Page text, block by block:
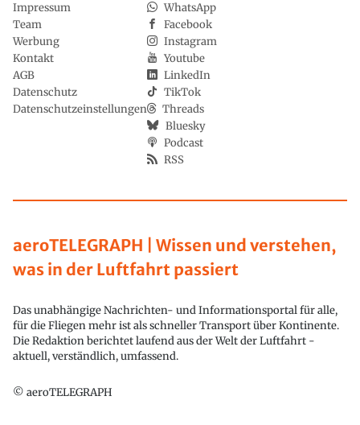
aeroTELEGRAPH | Wissen und verstehen,
was in der Luftfahrt passiert
Das unabhängige Nachrichten- und Informationsportal für alle,
für die Fliegen mehr ist als schneller Transport über Kontinente.
Die Redaktion berichtet laufend aus der Welt der Luftfahrt -
aktuell, verständlich, umfassend.
© aeroTELEGRAPH
Impressum
Team
Werbung
Kontakt
AGB
Datenschutz
Datenschutzeinstellungen
WhatsApp
Facebook
Instagram
Youtube
LinkedIn
TikTok
Threads
Bluesky
Podcast
RSS